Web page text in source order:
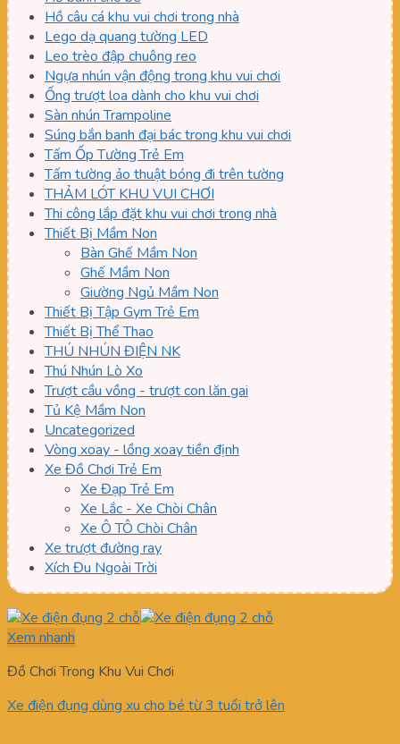
Hồ câu cá khu vui chơi trong nhà
Lego dạ quang tường LED
Leo trèo đập chuông reo
Ngựa nhún vận động trong khu vui chơi
Ống trượt loa dành cho khu vui chơi
Sàn nhún Trampoline
Súng bắn banh đại bác trong khu vui chơi
Tấm Ốp Tường Trẻ Em
Tấm tường ảo thuật bóng đi trên tường
THẢM LÓT KHU VUI CHƠI
Thi công lắp đặt khu vui chơi trong nhà
Thiết Bị Mầm Non
Bàn Ghế Mầm Non
Ghế Mầm Non
Giường Ngủ Mầm Non
Thiết Bị Tập Gym Trẻ Em
Thiết Bị Thể Thao
THÚ NHÚN ĐIỆN NK
Thú Nhún Lò Xo
Trượt cầu vồng - trượt con lăn gai
Tủ Kệ Mầm Non
Uncategorized
Vòng xoay - lồng xoay tiền định
Xe Đồ Chơi Trẻ Em
Xe Đạp Trẻ Em
Xe Lắc - Xe Chòi Chân
Xe Ô TÔ Chòi Chân
Xe trượt đường ray
Xích Đu Ngoài Trời
Xem nhanh
Đồ Chơi Trong Khu Vui Chơi
Xe điện đụng dùng xu cho bé từ 3 tuổi trở lên